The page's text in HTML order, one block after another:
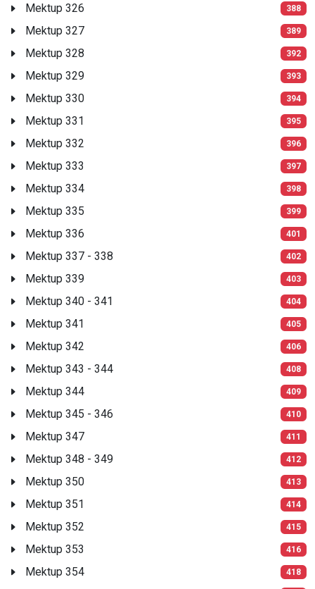
Mektup 326 388
Mektup 327 389
Mektup 328 392
Mektup 329 393
Mektup 330 394
Mektup 331 395
Mektup 332 396
Mektup 333 397
Mektup 334 398
Mektup 335 399
Mektup 336 401
Mektup 337 - 338 402
Mektup 339 403
Mektup 340 - 341 404
Mektup 341 405
Mektup 342 406
Mektup 343 - 344 408
Mektup 344 409
Mektup 345 - 346 410
Mektup 347 411
Mektup 348 - 349 412
Mektup 350 413
Mektup 351 414
Mektup 352 415
Mektup 353 416
Mektup 354 418